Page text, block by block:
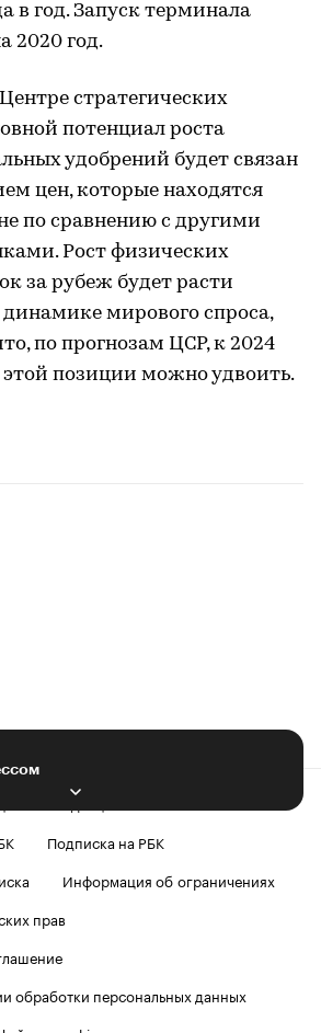
в год. Запуск терминала
2020 год.
стратегических
потенциал роста
удобрений будет связан
цен, которые находятся
по сравнению с другими
Рост физических
за рубеж будет расти
динамике мирового спроса,
по прогнозам ЦСР, к 2024
этой позиции можно удвоить.
Подписка на РБК
Информация об ограничениях
прав
обработки персональных данных